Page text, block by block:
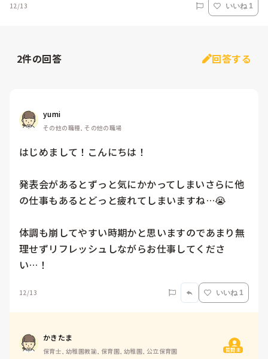
12/13 いいね 1
2件の回答 回答する
yumi
その他の職種, その他の職場
はじめまして！こんにちは！
発表会があるとずっと気にかかってしまいさらに他
の仕事もあるとどっと疲れてしまいますね…😭
体調も崩してやすい時期かと思いますのであまり無
理せずリフレッシュしながらお仕事してくださ
い…！
12/13 いいね 1
かきたま
保育士, 幼稚園教諭, 保育園, 幼稚園, 公立保育園 質問主